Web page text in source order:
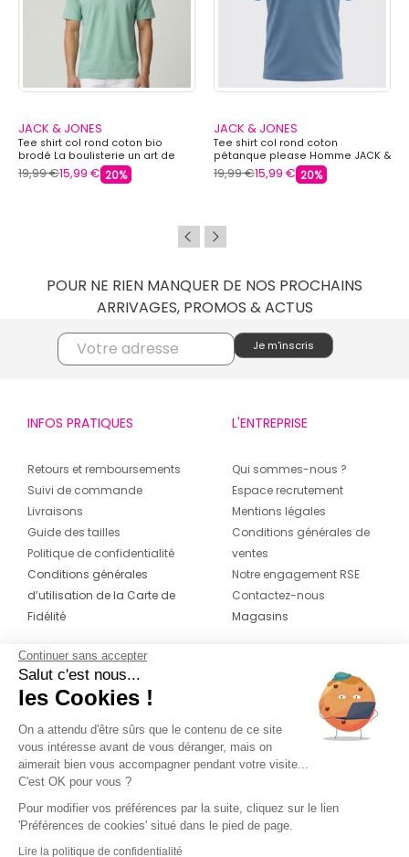
JACK & JONES
Tee shirt col rond coton bio
brodé La boulisterie un art de
vivre Homme JACK & JONES
19,99 €15,99 € 20%
JACK & JONES
Tee shirt col rond coton
pétanque please Homme JACK &
JONES
19,99 €15,99 € 20%
POUR NE RIEN MANQUER DE NOS PROCHAINS
ARRIVAGES, PROMOS & ACTUS
INFOS PRATIQUES
Retours et remboursements
Suivi de commande
Livraisons
Guide des tailles
Politique de confidentialité
Conditions générales
d’utilisation de la Carte de
Fidélité
L'ENTREPRISE
Qui sommes-nous ?
Espace recrutement
Mentions légales
Conditions générales de
ventes
Notre engagement RSE
Contactez-nous
Magasins
CONTACT
04 42 20 78 42
Du lundi au jeudi de 8h30 à 16h30 & le
vendredi de 8h30 à 15h30
Continuer sans accepter
Salut c'est nous...
les Cookies !
On a attendu d'être sûrs que le contenu de ce site
vous intéresse avant de vous déranger, mais on
aimerait bien vous accompagner pendant votre visite...
C'est OK pour vous ?
Pour modifier vos préférences par la suite, cliquez sur le lien
'Préférences de cookies' situé dans le pied de page.
Lire la politique de confidentialité